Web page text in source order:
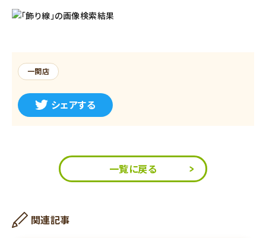
一関店
シェアする
一覧に戻る
関連記事